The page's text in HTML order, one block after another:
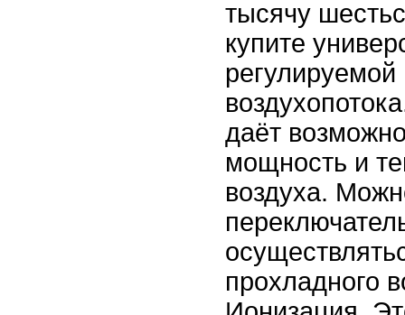
тысячу
купите
даёт
мощность и
воздуха.
прохладного